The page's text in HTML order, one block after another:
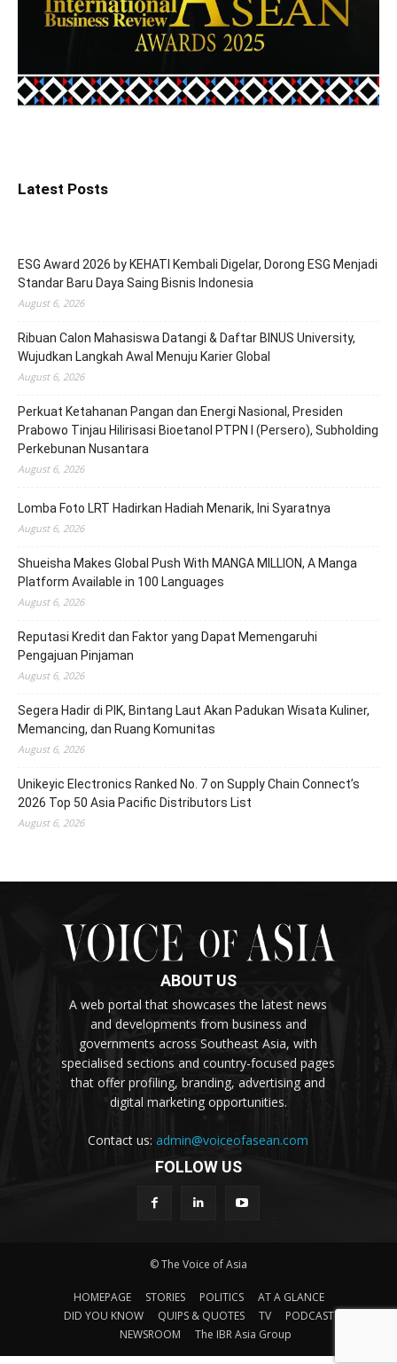
Latest Posts
ESG Award 2026 by KEHATI Kembali Digelar, Dorong ESG Menjadi
Standar Baru Daya Saing Bisnis Indonesia
August 6, 2026
Ribuan Calon Mahasiswa Datangi & Daftar BINUS University,
Wujudkan Langkah Awal Menuju Karier Global
August 6, 2026
Perkuat Ketahanan Pangan dan Energi Nasional, Presiden
Prabowo Tinjau Hilirisasi Bioetanol PTPN I (Persero), Subholding
Perkebunan Nusantara
August 6, 2026
Lomba Foto LRT Hadirkan Hadiah Menarik, Ini Syaratnya
August 6, 2026
Shueisha Makes Global Push With MANGA MILLION, A Manga
Platform Available in 100 Languages
August 6, 2026
Reputasi Kredit dan Faktor yang Dapat Memengaruhi
Pengajuan Pinjaman
August 6, 2026
Segera Hadir di PIK, Bintang Laut Akan Padukan Wisata Kuliner,
Memancing, dan Ruang Komunitas
August 6, 2026
Unikeyic Electronics Ranked No. 7 on Supply Chain Connect’s
2026 Top 50 Asia Pacific Distributors List
August 6, 2026
ABOUT US
A web portal that showcases the latest news
and developments from business and
governments across Southeast Asia, with
specialised sections and country-focused pages
that offer profiling, branding, advertising and
digital marketing opportunities.
Contact us:admin@voiceofasean.com
FOLLOW US
© The Voice of Asia
HOMEPAGE STORIES POLITICS
AT A GLANCE
DID YOU KNOW
QUIPS & QUOTES TV
PODCAST
NEWSROOM
The IBR Asia Group